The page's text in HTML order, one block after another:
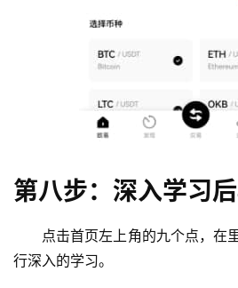
第八步：深入学习
点击首页左上角的九个点，在
行深入的学习。